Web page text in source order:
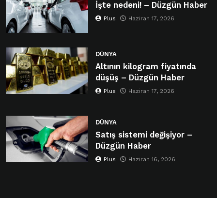
İşte nedeni! – Düzgün Haber
Plus Haziran 17, 2026
DÜNYA
Altının kilogram fiyatında
düşüş – Düzgün Haber
Plus Haziran 17, 2026
DÜNYA
Satış sistemi değişiyor –
Düzgün Haber
Plus Haziran 16, 2026